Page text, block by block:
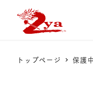
トップページ 保護